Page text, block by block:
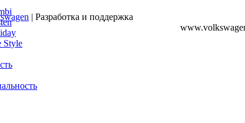
Style
| Разработка и поддержка